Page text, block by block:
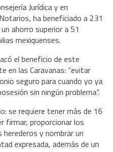
Jurídica y en
ha beneficiado a 231
ahorro superior a 51
mexiquenses.
el beneficio de este
en las Caravanas: “evitar
seguro para cuando yo ya
sin ningún problema”.
se requiere tener más de 16
firmar, proporcionar los
y nombrar un
expresada, además de un